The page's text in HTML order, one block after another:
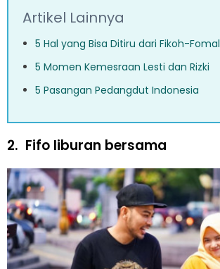
Artikel Lainnya
5 Hal yang Bisa Ditiru dari Fikoh-Fomal
5 Momen Kemesraan Lesti dan Rizki
5 Pasangan Pedangdut Indonesia
2. Fifo liburan bersama